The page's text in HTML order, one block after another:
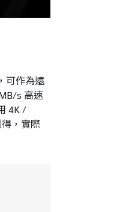
可作為遠
s 高速
4K /
，實際